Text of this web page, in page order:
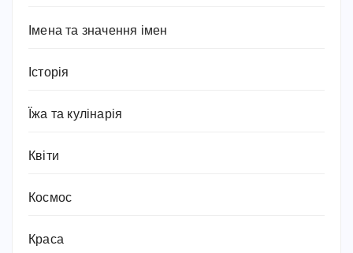
Імена та значення імен
Історія
Їжа та кулінарія
Квіти
Космос
Краса